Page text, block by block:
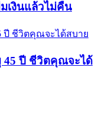
เงินแล้วไม่คืน
45 ปี ชีวิตคุณจะได้